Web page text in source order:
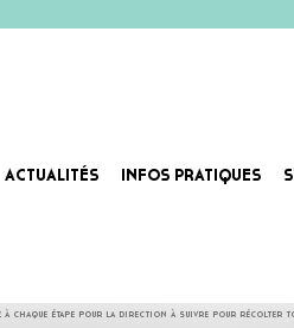
ACTUALITÉS INFOS PRATIQUES
à chaque étape pour la direction à suivre pour récolter